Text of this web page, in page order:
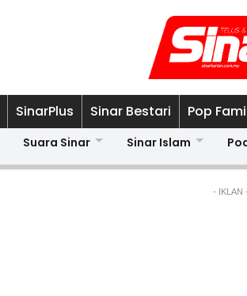
SinarPlus Sinar Bestari Pop
Suara Sinar Sinar Islam
- IKLAN -